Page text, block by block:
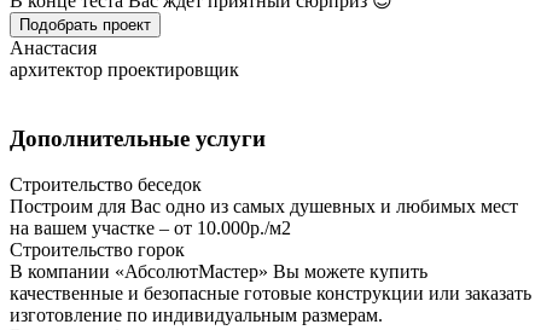
Подобрать проект
Анастасия
архитектор проектировщик
Дополнительные услуги
Строительство беседок
Построим для Вас одно из самых душевных и любимых мест
на вашем участке – от 10.000р./м2
Строительство горок
В компании «АбсолютМастер» Вы можете купить
качественные и безопасные готовые конструкции или заказать
изготовление по индивидуальным размерам.